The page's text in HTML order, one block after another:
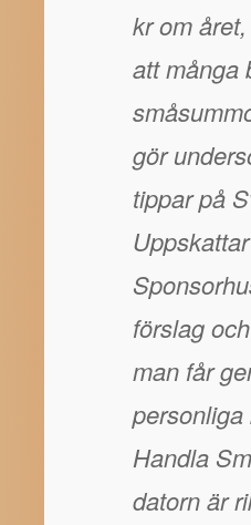
kr om
att många
gör
tippar på
förslag
man får
personliga
Handla
datorn är